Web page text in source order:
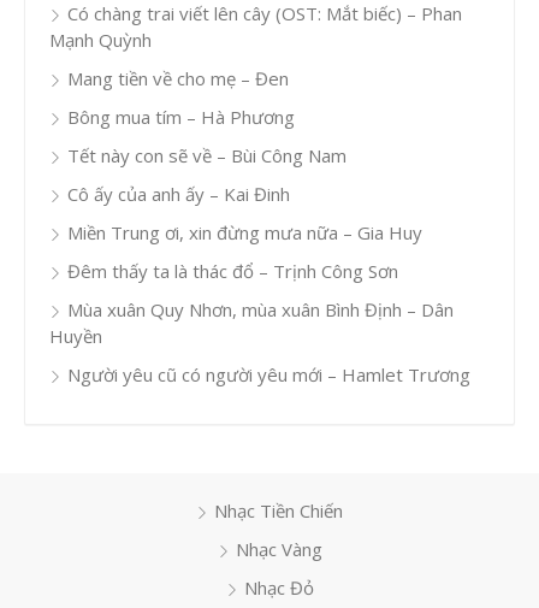
Có chàng trai viết lên cây (OST: Mắt biếc) – Phan
Mạnh Quỳnh
Mang tiền về cho mẹ – Đen
Bông mua tím – Hà Phương
Tết này con sẽ về – Bùi Công Nam
Cô ấy của anh ấy – Kai Đinh
Miền Trung ơi, xin đừng mưa nữa – Gia Huy
Đêm thấy ta là thác đổ – Trịnh Công Sơn
Mùa xuân Quy Nhơn, mùa xuân Bình Định – Dân
Huyền
Người yêu cũ có người yêu mới – Hamlet Trương
Nhạc Tiền Chiến
Nhạc Vàng
Nhạc Đỏ